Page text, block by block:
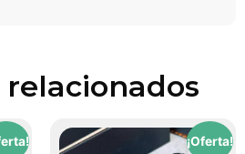
¡Oferta!